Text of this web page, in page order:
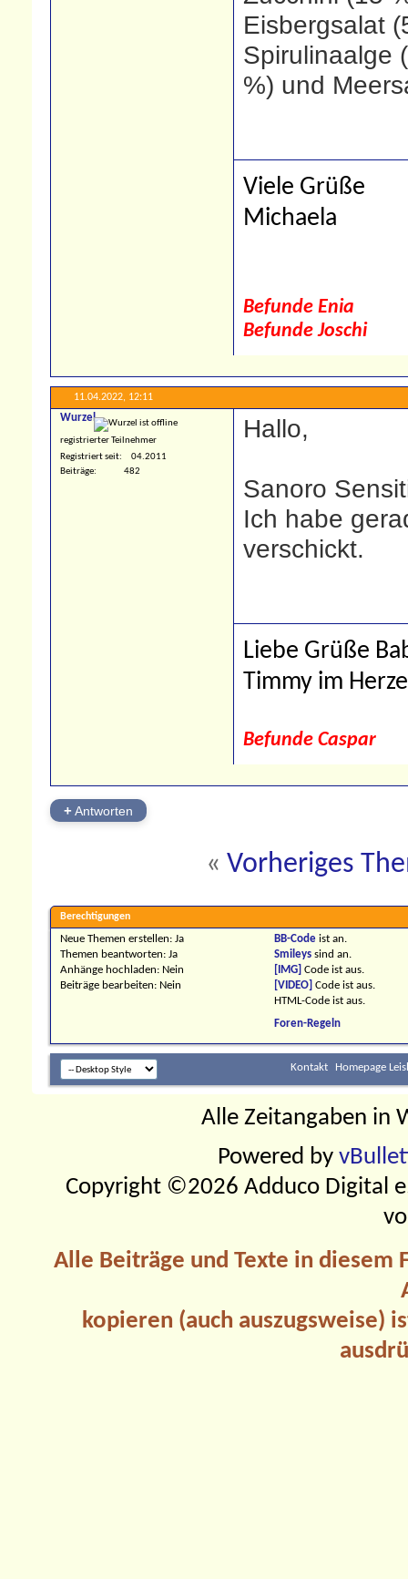
Eisbergsalat
Spirulinaalge
%) und
Viele Grüße
Michaela
Befunde Enia
Befunde Joschi
11.04.2022, 12:11
Wurzel
registrierter Teilnehmer
Registriert seit
04.2011
Beiträge
482
Hallo,
Sanoro
Ich habe
verschickt.
Liebe Grüße
Timmy im
Befunde Caspar
+Antworten
« Vorheriges
Berechtigungen
Neue Themen erstellen: Ja
Themen beantworten: Ja
Anhänge hochladen: Nein
Beiträge bearbeiten: Nein
BB-Codeist an.
Smileyssind an.
[IMG] Code ist aus.
[VIDEO] Code ist aus.
HTML-Code ist aus.
Foren-Regeln
Kontakt Homepage
Alle Zeitangaben in
Powered by
Copyright ©2026 Adduco Digital
Alle Beiträge und Texte in
kopieren (auch auszugsweise)